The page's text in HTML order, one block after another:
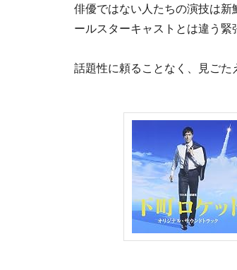
俳優ではない人たちの演技は
ールスターキャストとは違う緊
話題性に頼ることなく、見ごた